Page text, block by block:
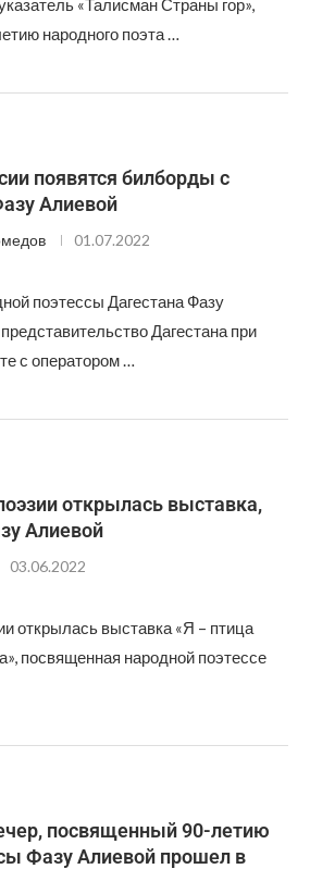
«Талисман Страны гор»,
народного поэта …
появятся билборды с
Алиевой
01.07.2022
поэтессы Дагестана Фазу
Дагестана при
с оператором …
открылась выставка,
Алиевой
03.06.2022
открылась выставка «Я – птица
посвященная народной поэтессе
посвященный 90-летию
Фазу Алиевой прошел в